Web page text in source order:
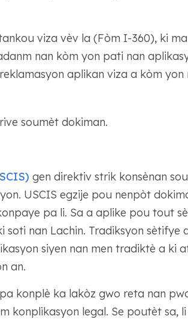
viza vèv la (Fòm I-360), ki
nan kòm yon pati nan
aplikan viza a kòm yon
soumèt dokiman.
gen direktiv strik konsènan
USCIS egzije pou nenpòt
pa li. Sa a aplike pou tout
soti nan Lachin. Tradiksyon sètifye
siyen nan men tradiktè a ki
an.
konplè ka lakòz gwo reta nan
konplikasyon legal. Se poutèt sa, li